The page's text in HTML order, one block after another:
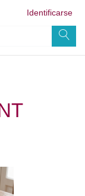
Identificarse